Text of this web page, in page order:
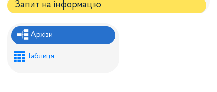
Запит на iнформацію
Рішення районної ради
Рішення виконавчого комітету
Розпорядження районного голови
Архіви
Таблиця